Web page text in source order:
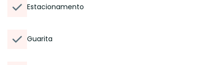
Estacionamento
Guarita